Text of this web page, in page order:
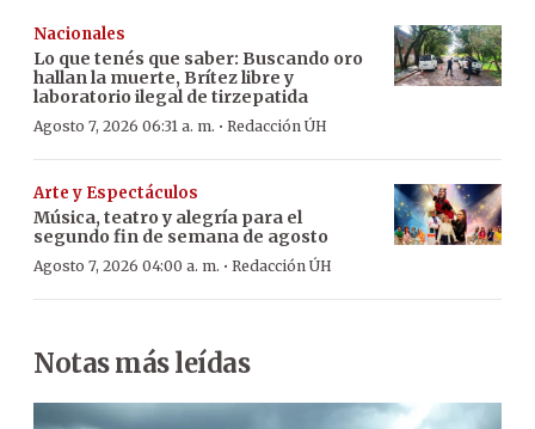
Nacionales
Lo que tenés que saber: Buscando oro
hallan la muerte, Brítez libre y
laboratorio ilegal de tirzepatida
Agosto 7, 2026 06:31 a. m. · Redacción ÚH
Arte y Espectáculos
Música, teatro y alegría para el
segundo fin de semana de agosto
Agosto 7, 2026 04:00 a. m. · Redacción ÚH
Notas más leídas